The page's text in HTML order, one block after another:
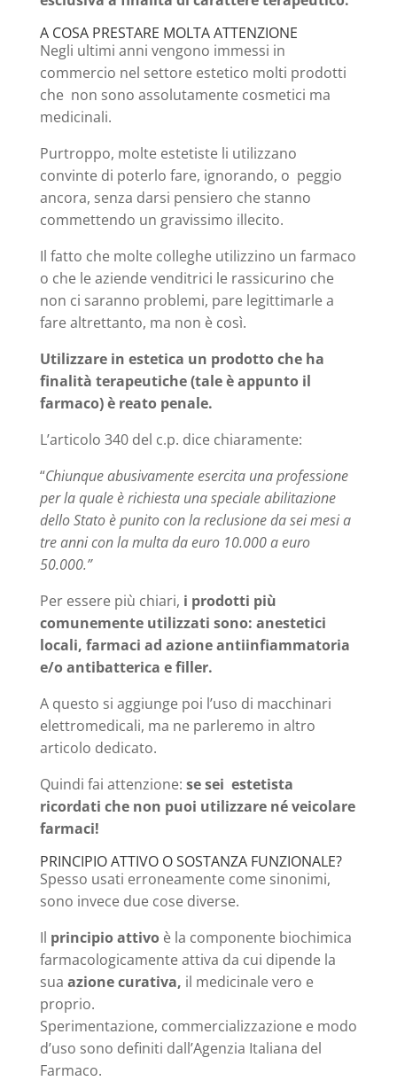
A COSA PRESTARE MOLTA ATTENZIONE
Negli ultimi anni vengono immessi in
commercio nel settore estetico molti prodotti
che non sono assolutamente cosmetici ma
medicinali.
Purtroppo, molte estetiste li utilizzano
convinte di poterlo fare, ignorando, o peggio
ancora, senza darsi pensiero che stanno
commettendo un gravissimo illecito.
Il fatto che molte colleghe utilizzino un farmaco
o che le aziende venditrici le rassicurino che
non ci saranno problemi, pare legittimarle a
fare altrettanto, ma non è così.
Utilizzare in estetica un prodotto che ha
finalità terapeutiche (tale è appunto il
farmaco) è reato penale.
L’articolo 340 del c.p. dice chiaramente:
“Chiunque abusivamente esercita una professione
per la quale è richiesta una speciale abilitazione
dello Stato è punito con la reclusione da sei mesi a
tre anni con la multa da euro 10.000 a euro
50.000.”
Per essere più chiari, i prodotti più
comunemente utilizzati sono: anestetici
locali, farmaci ad azione antiinfiammatoria
e/o antibatterica e filler.
A questo si aggiunge poi l’uso di macchinari
elettromedicali, ma ne parleremo in altro
articolo dedicato.
Quindi fai attenzione: se sei estetista
ricordati che non puoi utilizzare né veicolare
farmaci!
PRINCIPIO ATTIVO O SOSTANZA FUNZIONALE?
Spesso usati erroneamente come sinonimi,
sono invece due cose diverse.
Il principio attivoè la componente biochimica
farmacologicamente attiva da cui dipende la
sua azione curativa, il medicinale vero e
proprio.
Sperimentazione, commercializzazione e modo
d’uso sono definiti dall’Agenzia Italiana del
Farmaco.